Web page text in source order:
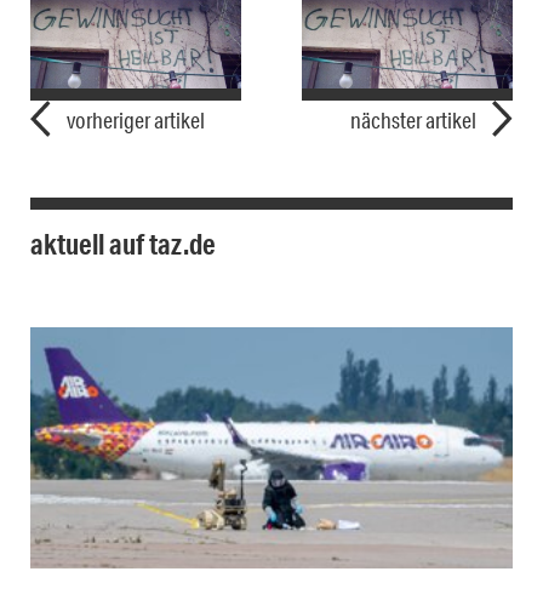
vorheriger artikel nächster artikel
aktuell auf taz.de